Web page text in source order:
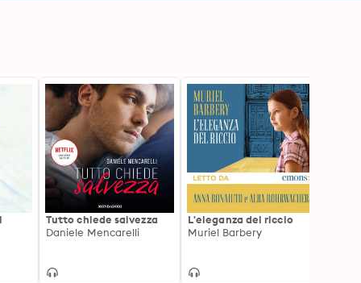
Tutto chiede salvezza
Daniele Mencarelli
L'eleganza del riccio
Muriel Barbery